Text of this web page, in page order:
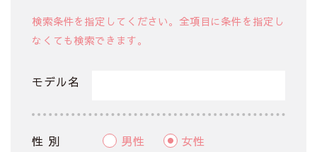
検索条件を指定してください。全項目に条件を指定し
なくても検索できます。
モデル名
性 別 男性 女性